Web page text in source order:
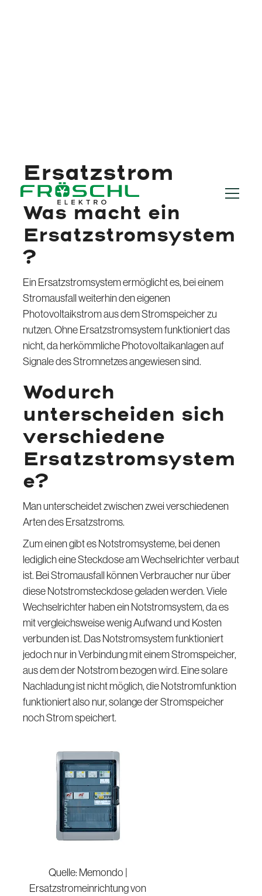
Ersatzstrom
Was macht ein
Ersatzstromsystem
?
Ein Ersatzstromsystem ermöglicht es, bei einem
Stromausfall weiterhin den eigenen
Photovoltaikstrom aus dem Stromspeicher zu
nutzen. Ohne Ersatzstromsystem funktioniert das
nicht, da herkömmliche Photovoltaikanlagen auf
Signale des Stromnetzes angewiesen sind.
Wodurch
unterscheiden sich
verschiedene
Ersatzstromsystem
e?
Man unterscheidet zwischen zwei verschiedenen
Arten des Ersatzstroms.
Zum einen gibt es Notstromsysteme, bei denen
lediglich eine Steckdose am Wechselrichter verbaut
ist. Bei Stromausfall können Verbraucher nur über
diese Notstromsteckdose geladen werden. Viele
Wechselrichter haben ein Notstromsystem, da es
mit vergleichsweise wenig Aufwand und Kosten
verbunden ist. Das Notstromsystem funktioniert
jedoch nur in Verbindung mit einem Stromspeicher,
aus dem der Notstrom bezogen wird. Eine solare
Nachladung ist nicht möglich, die Notstromfunktion
funktioniert also nur, solange der Stromspeicher
noch Strom speichert.
Quelle: Memondo |
Ersatzstromeinrichtung von